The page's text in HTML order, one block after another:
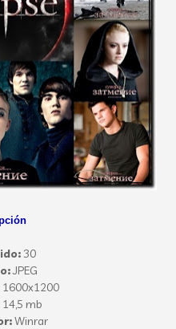
30
JPEG
1600x1200
14,5 mb
Winrar